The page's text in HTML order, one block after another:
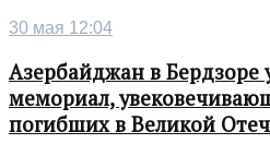
30 мая 12:04
Азербайджан в Бердзоре
мемориал,
погибших в Великой